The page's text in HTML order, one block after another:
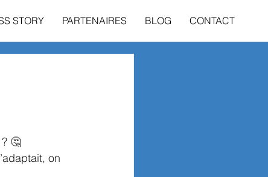
STORY PARTENAIRES BLOG CONTACT
🤔
on